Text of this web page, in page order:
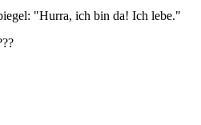
"Hurra, ich bin da! Ich lebe."